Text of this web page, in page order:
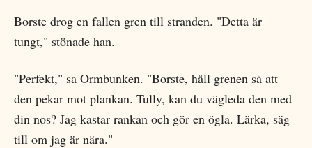
Borste drog en fallen gren till stranden. "Detta är
tungt," stönade han.
"Perfekt," sa Ormbunken. "Borste, håll grenen så att
den pekar mot plankan. Tully, kan du vägleda den med
din nos? Jag kastar rankan och gör en ögla. Lärka, säg
till om jag är nära."